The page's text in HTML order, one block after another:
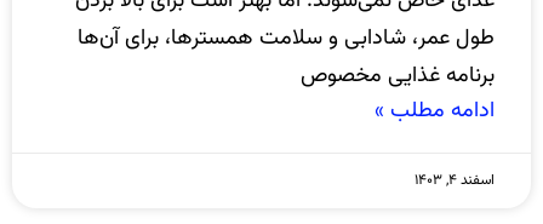
طول عمر، شادابی و سلامت همسترها، برای آن‌ها
برنامه غذایی مخصوص
ادامه مطلب »
اسفند ۴, ۱۴۰۳